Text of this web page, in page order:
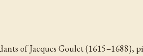
of Jacques Goulet (1615–1688),